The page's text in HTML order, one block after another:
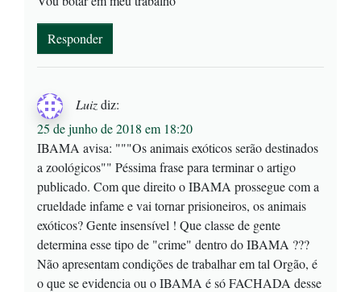
Responder
Luizdiz:
25 de junho de 2018 em 18:20
IBAMA avisa: """Os animais exóticos serão destinados
a zoológicos"" Péssima frase para terminar o artigo
publicado. Com que direito o IBAMA prossegue com a
crueldade infame e vai tornar prisioneiros, os animais
exóticos? Gente insensível ! Que classe de gente
determina esse tipo de "crime" dentro do IBAMA ???
Não apresentam condições de trabalhar em tal Orgão, é
o que se evidencia ou o IBAMA é só FACHADA desse